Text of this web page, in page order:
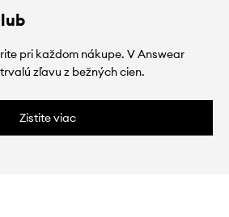
pri každom nákupe. V Answear
trvalú zľavu z bežných cien.
Zistite viac